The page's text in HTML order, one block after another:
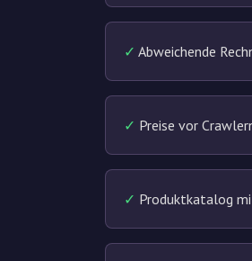
✓ Abweichende
✓ Preise vor
✓ Produktkatalog